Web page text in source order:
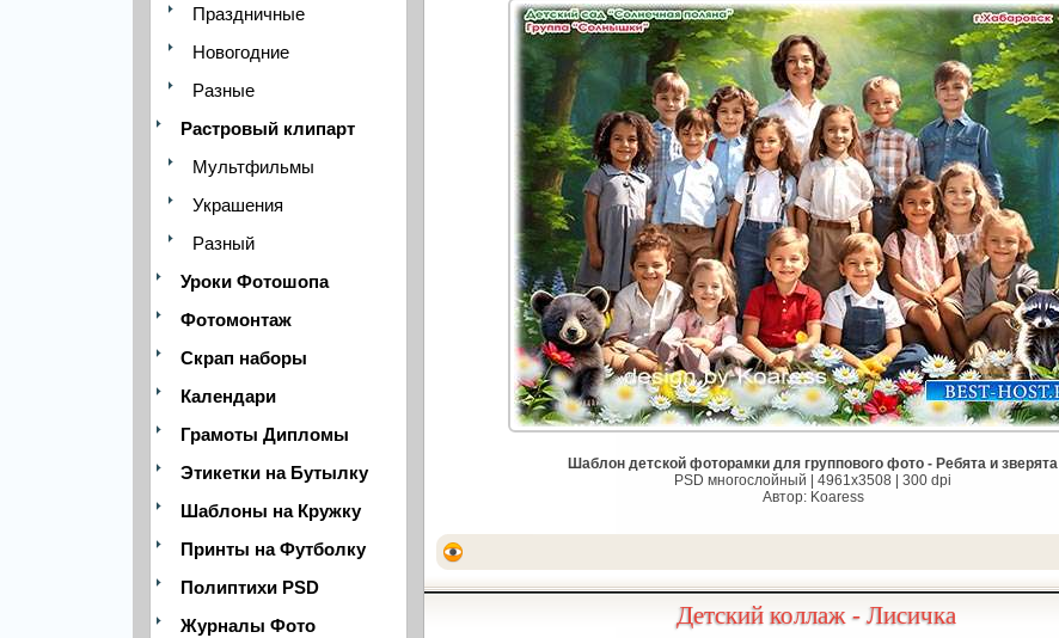
Праздничные
Новогодние
Разные
Растровый клипарт
Мультфильмы
Украшения
Разный
Уроки Фотошопа
Фотомонтаж
Скрап наборы
Календари
Грамоты Дипломы
Этикетки на Бутылку
Шаблоны на Кружку
Принты на Футболку
Полиптихи PSD
Журналы Фото
Шаблон детской фоторамки для группового фото - Ребята и зверята
PSD многослойный | 4961x3508 | 300 dpi
Автор: Koaress
Детский коллаж - Лисичка